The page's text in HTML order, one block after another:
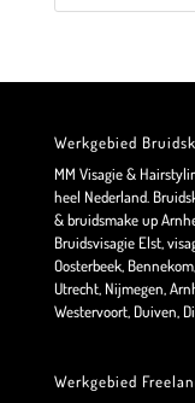
Werkgebied
MM Visagie &
heel Nederland.
& bruidsmake up
Bruidsvisagie Elst,
Oosterbeek,
Utrecht, Nijmegen,
Westervoort, Duiven,
Werkgebied